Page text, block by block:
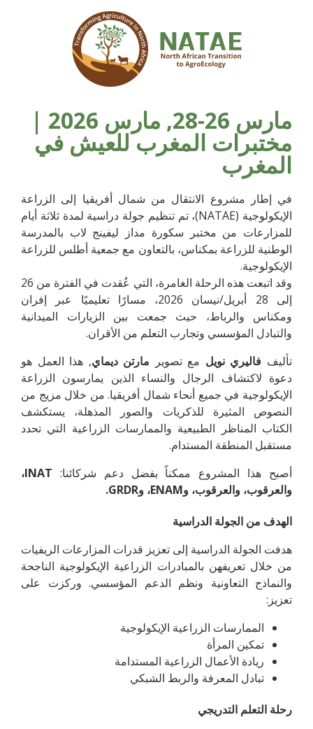
مارس 26-28, مارس 2026 |
مختبرات المغرب للعيش في
المغرب
في إطار مشروع الانتقال من شمال أفريقيا إلى الزراعة
الإيكولوجية (NATAE)، تم تنظيم جولة دراسية لمدة ثلاثة أيام
للمزارعات من مختبر سكورة مداز ليفينج لاب بالمدرسة
الوطنية للزراعة بمكناس، بالتعاون مع جمعية أطلس للزراعة
الإيكولوجية.
وقد اتبعت هذه الرحلة الغامرة، التي عُقدت في الفترة من 26
إلى 28 أبريل/نيسان 2026، مسارًا تعليميًا عبر إفران
ومكناس والرباط، حيث جمعت بين الزيارات الميدانية
والتبادل المؤسسي وتجارب التعلم من الأقران.
تأليف فاليري نويل مع تصوير مارتن ديماي, هذا العمل هو
دعوة لاكتشاف الرجال والنساء الذين يمارسون الزراعة
الإيكولوجية في جميع أنحاء شمال أفريقيا. من خلال مزيج من
النصوص المثيرة للذكريات والصور المذهلة، يستكشف
الكتاب المناظر الطبيعية والممارسات الزراعية التي تحدد
مستقبل المنطقة المستدام.
أصبح هذا المشروع ممكناً بفضل دعم شركائنا:
INAT،
والعرقوب، والعرقوب، وENAM، وGRDR.
الهدف من الجولة الدراسية
هدفت الجولة الدراسية إلى تعزيز قدرات المزارعات الريفيات
من خلال تعريفهن بالمبادرات الزراعية الإيكولوجية الناجحة
والنماذج التعاونية ونظم الدعم المؤسسي. وركزت على
تعزيز:
الممارسات الزراعية الإيكولوجية
تمكين المرأة
ريادة الأعمال الزراعية المستدامة
تبادل المعرفة والربط الشبكي
رحلة التعلم التدريجي